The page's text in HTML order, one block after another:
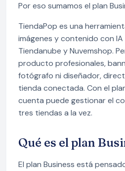
Por eso sumamos el plan
TiendaPop es una
imágenes y contenido con
Tiendanube y Nuvemshop.
producto profesionales,
fotógrafo ni diseñador,
tienda conectada. Con el
cuenta puede gestionar el
tres tiendas a la vez.
Qué es el plan
El plan Business está